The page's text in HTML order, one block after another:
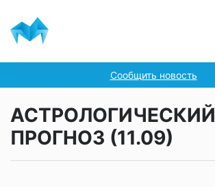
Сообщить новость
АСТРОЛОГИЧЕСКИЙ
ПРОГНОЗ (11.09)